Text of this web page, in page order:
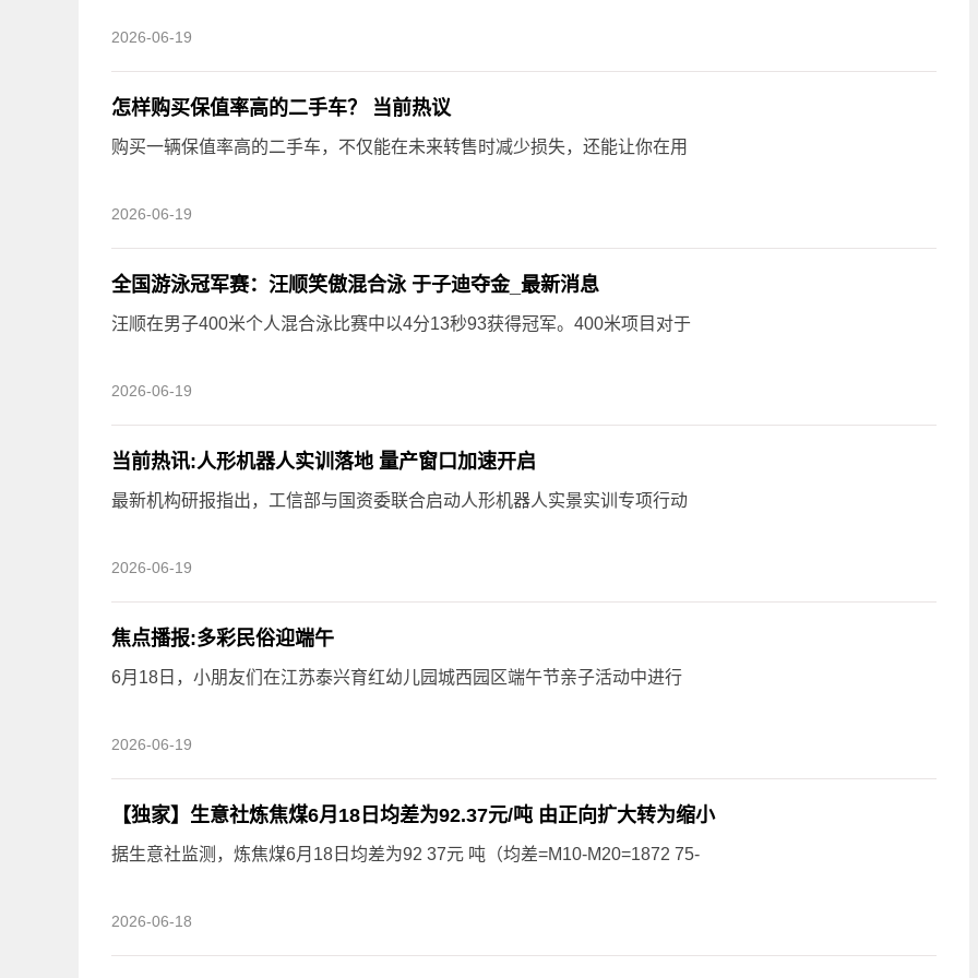
2026-06-19
怎样购买保值率高的二手车？ 当前热议
购买一辆保值率高的二手车，不仅能在未来转售时减少损失，还能让你在用
2026-06-19
全国游泳冠军赛：汪顺笑傲混合泳 于子迪夺金_最新消息
汪顺在男子400米个人混合泳比赛中以4分13秒93获得冠军。400米项目对于
2026-06-19
当前热讯:人形机器人实训落地 量产窗口加速开启
最新机构研报指出，工信部与国资委联合启动人形机器人实景实训专项行动
2026-06-19
焦点播报:多彩民俗迎端午
6月18日，小朋友们在江苏泰兴育红幼儿园城西园区端午节亲子活动中进行
2026-06-19
【独家】生意社炼焦煤6月18日均差为92.37元/吨 由正向扩大转为缩小
据生意社监测，炼焦煤6月18日均差为92 37元 吨（均差=M10-M20=1872 75-
2026-06-18